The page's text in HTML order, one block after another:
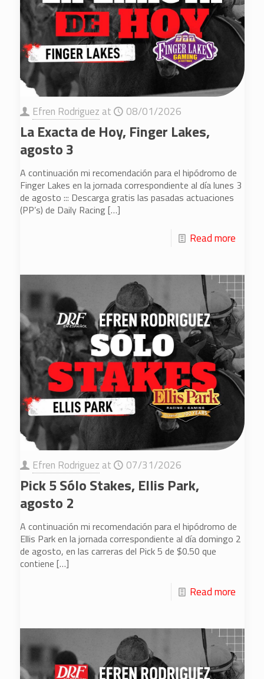
Efren Rodriguez at 08/01/2026
La Exacta de Hoy, Finger Lakes,
agosto 3
A continuación mi recomendación para el hipódromo de
Finger Lakes en la jornada correspondiente al día lunes 3
de agosto ::: Descarga gratis las pasadas actuaciones
(PP’s) de Daily Racing […]
Read more
Efren Rodriguez at 07/31/2026
Pick 5 Sólo Stakes, Ellis Park,
agosto 2
A continuación mi recomendación para el hipódromo de
Ellis Park en la jornada correspondiente al día domingo 2
de agosto, en las carreras del Pick 5 de $0.50 que
contiene […]
Read more